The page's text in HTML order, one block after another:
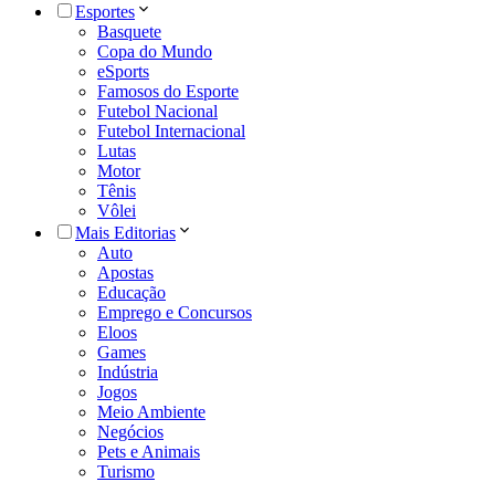
Esportes
Basquete
Copa do Mundo
eSports
Famosos do Esporte
Futebol Nacional
Futebol Internacional
Lutas
Motor
Tênis
Vôlei
Mais Editorias
Auto
Apostas
Educação
Emprego e Concursos
Eloos
Games
Indústria
Jogos
Meio Ambiente
Negócios
Pets e Animais
Turismo